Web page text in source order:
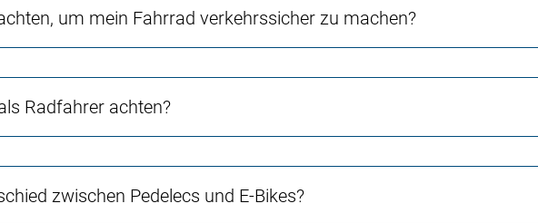
um mein Fahrrad verkehrssicher zu machen?
Radfahrer achten?
zwischen Pedelecs und E-Bikes?